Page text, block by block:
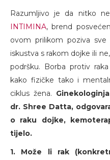
Razumljivo je da nitko
INTIMINA, brend
ovom prilikom poziva
iskustva s rakom dojke ili
podršku. Borba protiv
kako fizičke tako i
ciklus žena.
dr. Shree Datta,
o raku dojke,
tijelo.
1. Može li rak